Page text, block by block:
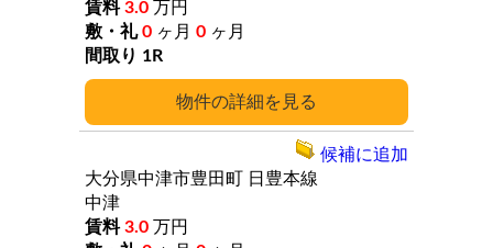
詳細
3.0 万円
0 ヶ月 0 ヶ月
1R
大分県中津市豊田町
日豊本線
中津
3.0 万円
候補に追加